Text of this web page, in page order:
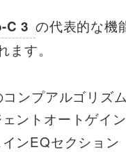
C 3 の代表的な機
ます。
ンプアルゴリズム
ントオートゲイン
ンEQセクション